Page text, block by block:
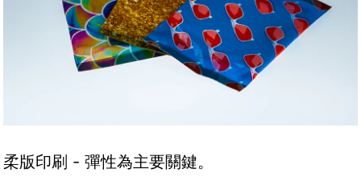
柔版印刷 - 彈性為主要關鍵。